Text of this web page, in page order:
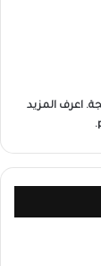
اعرف المزيد
.